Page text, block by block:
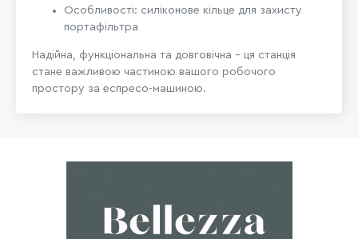
Особливості: силіконове кільце для захисту
портафільтра
Надійна, функціональна та довговічна – ця станція
стане важливою частиною вашого робочого
простору за еспресо-машиною.